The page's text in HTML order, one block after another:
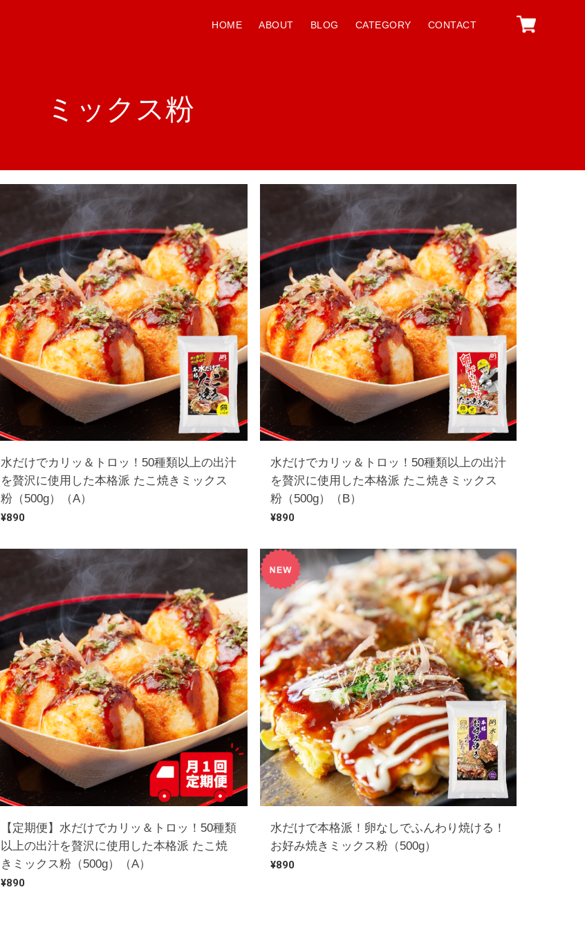
HOME ABOUT BLOG CATEGORY CONTACT
ミックス粉
水だけでカリッ＆トロッ！50種類以上の出汁
を贅沢に使用した本格派 たこ焼きミックス
粉（500g）（A）
¥890
水だけでカリッ＆トロッ！50種類以上の出汁
を贅沢に使用した本格派 たこ焼きミックス
粉（500g）（B）
¥890
【定期便】水だけでカリッ＆トロッ！50種類
以上の出汁を贅沢に使用した本格派 たこ焼
きミックス粉（500g）（A）
¥890
水だけで本格派！卵なしでふんわり焼ける！
お好み焼きミックス粉（500g）
¥890